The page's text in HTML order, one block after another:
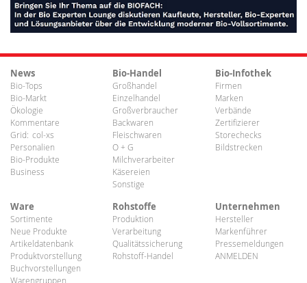
News
Bio-Tops
Bio-Markt
Ökologie
Kommentare
Grid: col-xs
Personalien
Bio-Produkte
Business
Bio-Handel
Großhandel
Einzelhandel
Großverbraucher
Backwaren
Fleischwaren
O + G
Milchverarbeiter
Käsereien
Sonstige
Bio-Infothek
Firmen
Marken
Verbände
Zertifizierer
Storechecks
Bildstrecken
Ware
Sortimente
Neue Produkte
Artikeldatenbank
Produktvorstellung
Buchvorstellungen
Warengruppen
Rohstoffe
Produktion
Verarbeitung
Qualitätssicherung
Rohstoff-Handel
Unternehmen
Hersteller
Markenführer
Pressemeldungen
ANMELDEN